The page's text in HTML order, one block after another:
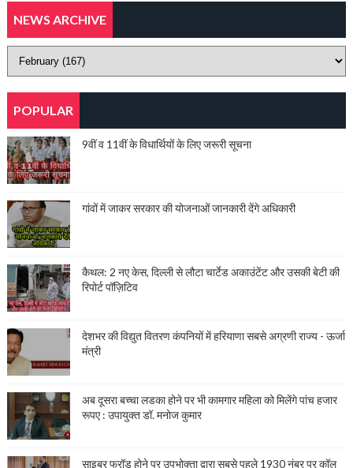
NEWS ARCHIVE
POPULAR
9वीं व 11वीं के विधार्थियों के लिए जरूरी सूचना
गांवों में जाकर सरकार की योजनाओं जानकारी देंगे अधिकारी
कैथल: 2 नए केस, दिल्ली से लौटा चार्टेड अकाउंटेंट और उसकी बेटी की
रिपोर्ट पॉज़िटिव
देशभर की विद्युत वितरण कंपनियों में हरियाणा सबसे अग्रणी राज्य - ऊर्जा
मंत्री
अब दूसरा बच्चा लडका होने पर भी कामगार महिला को मिलेंगे पांच हजार
रूपए : उपायुक्त डॉ. मनोज कुमार
साइबर फ्रॉड होने पर उपभोक्ता द्वारा सबसे पहले 1930 नंबर पर कॉल